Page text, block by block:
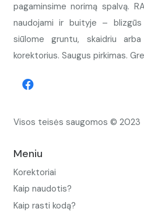
pagaminsime norimą spalvą.
naudojami ir buityje –
siūlome gruntu, skaidriu
korektorius. Saugus pirkimas.
Visos teisės saugomos © 2023
Meniu
Korektoriai
Kaip naudotis?
Kaip rasti kodą?